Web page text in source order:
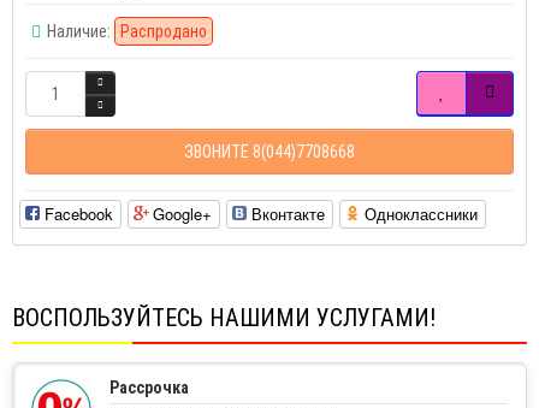
Наличие: Распродано
ЗВОНИТЕ 8(044)7708668
Facebook Google+ Вконтакте Одноклассники
ВОСПОЛЬЗУЙТЕСЬ НАШИМИ УСЛУГАМИ!
Рассрочка